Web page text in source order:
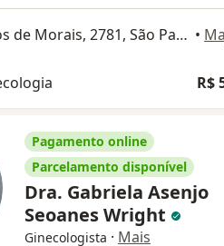
Rua Domingos de Morais, 2781, São Paulo •
R$
Pagamento online
Parcelamento disponível
Dra. Gabriela Asenjo
Seoanes Wright
Ginecologista · Mais